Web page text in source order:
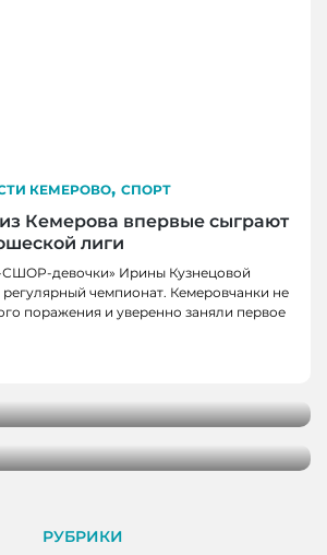
КЕМЕРОВО, СПОРТ
Кемерова впервые сыграют
лиги
СШОР-девочки» Ирины Кузнецовой
чемпионат. Кемеровчанки не
поражения и уверенно заняли первое
здоровья посетили более
для аграриев
РУБРИКИ